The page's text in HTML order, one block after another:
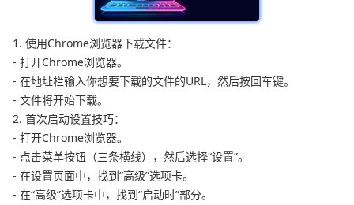
1. 使用Chrome浏览器下载文件：
- 打开Chrome浏览器。
- 在地址栏输入你想要下载的文件的URL，然后按回车键。
- 文件将开始下载。
2. 首次启动设置技巧：
- 打开Chrome浏览器。
- 点击菜单按钮（三条横线），然后选择“设置”。
- 在设置页面中，找到“高级”选项卡。
- 在“高级”选项卡中，找到“启动时”部分。